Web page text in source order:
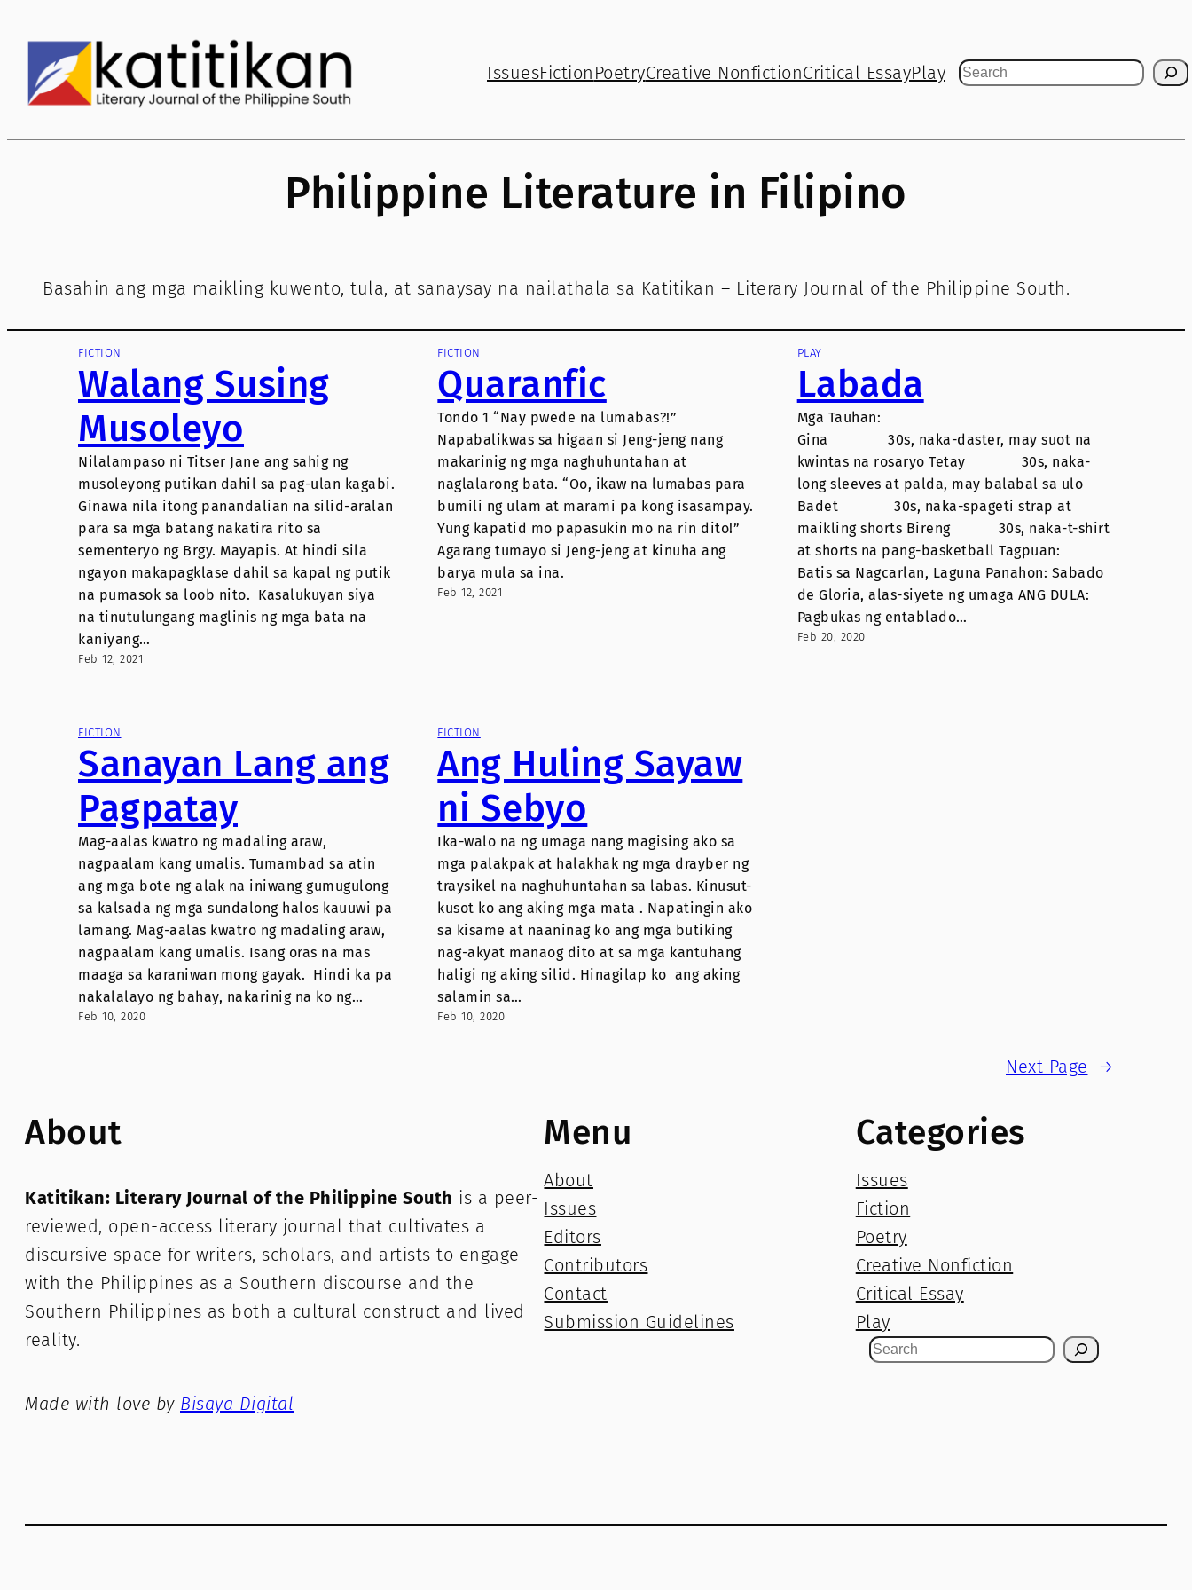
content
IssuesFiction PoetryCreative NonfictionCritical EssayPlay Search
Philippine Literature in Filipino
Basahin ang mga maikling kuwento, tula, at sanaysay na nailathala sa Katitikan – Literary Journal of the Philippine South.
FICTION
Walang Susing
Musoleyo
Nilalampaso ni Titser Jane ang sahig ng
musoleyong putikan dahil sa pag-ulan kagabi.
Ginawa nila itong panandalian na silid-aralan
para sa mga batang nakatira rito sa
sementeryo ng Brgy. Mayapis. At hindi sila
ngayon makapagklase dahil sa kapal ng putik
na pumasok sa loob nito. Kasalukuyan siya
na tinutulungang maglinis ng mga bata na
kaniyang…
Feb 12, 2021
FICTION
Quaranfic
Tondo 1 “Nay pwede na lumabas?!”
Napabalikwas sa higaan si Jeng-jeng nang
makarinig ng mga naghuhuntahan at
naglalarong bata. “Oo, ikaw na lumabas para
bumili ng ulam at marami pa kong isasampay.
Yung kapatid mo papasukin mo na rin dito!”
Agarang tumayo si Jeng-jeng at kinuha ang
barya mula sa ina.
Feb 12, 2021
PLAY
Labada
Mga Tauhan:
Gina 30s, naka-daster, may suot na
kwintas na rosaryo Tetay 30s, naka-
long sleeves at palda, may balabal sa ulo
Badet 30s, naka-spageti strap at
maikling shorts Bireng 30s, naka-t-shirt
at shorts na pang-basketball Tagpuan:
Batis sa Nagcarlan, Laguna Panahon: Sabado
de Gloria, alas-siyete ng umaga ANG DULA:
Pagbukas ng entablado…
Feb 20, 2020
FICTION
Sanayan Lang ang
Pagpatay
Mag-aalas kwatro ng madaling araw,
nagpaalam kang umalis. Tumambad sa atin
ang mga bote ng alak na iniwang gumugulong
sa kalsada ng mga sundalong halos kauuwi pa
lamang. Mag-aalas kwatro ng madaling araw,
nagpaalam kang umalis. Isang oras na mas
maaga sa karaniwan mong gayak. Hindi ka pa
nakalalayo ng bahay, nakarinig na ko ng…
Feb 10, 2020
FICTION
Ang Huling Sayaw
ni Sebyo
Ika-walo na ng umaga nang magising ako sa
mga palakpak at halakhak ng mga drayber ng
traysikel na naghuhuntahan sa labas. Kinusut-
kusot ko ang aking mga mata . Napatingin ako
sa kisame at naaninag ko ang mga butiking
nag-akyat manaog dito at sa mga kantuhang
haligi ng aking silid. Hinagilap ko ang aking
salamin sa…
Feb 10, 2020
Next Page →
About
Katitikan: Literary Journal of the Philippine South is a peer-
reviewed, open-access literary journal that cultivates a
discursive space for writers, scholars, and artists to engage
with the Philippines as a Southern discourse and the
Southern Philippines as both a cultural construct and lived
reality.
Made with love by Bisaya Digital
Menu
About
Issues
Editors
Contributors
Contact
Submission Guidelines
Categories
Issues
Fiction
Poetry
Creative Nonfiction
Critical Essay
Play
S